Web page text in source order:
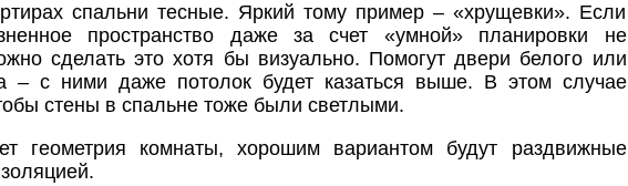
спальни тесные. Яркий тому пример – «хрущевки». Если
пространство даже за счет «умной» планировки не
сделать это хотя бы визуально. Помогут двери белого или
– с ними даже потолок будет казаться выше. В этом случае
стены в спальне тоже были светлыми.
геометрия комнаты, хорошим вариантом будут раздвижные